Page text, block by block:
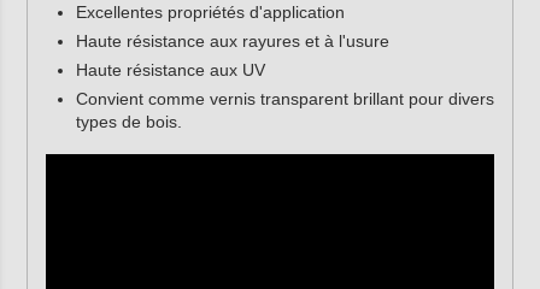
Excellentes propriétés d'application
Haute résistance aux rayures et à l'usure
Haute résistance aux UV
Convient comme vernis transparent brillant pour divers
types de bois.